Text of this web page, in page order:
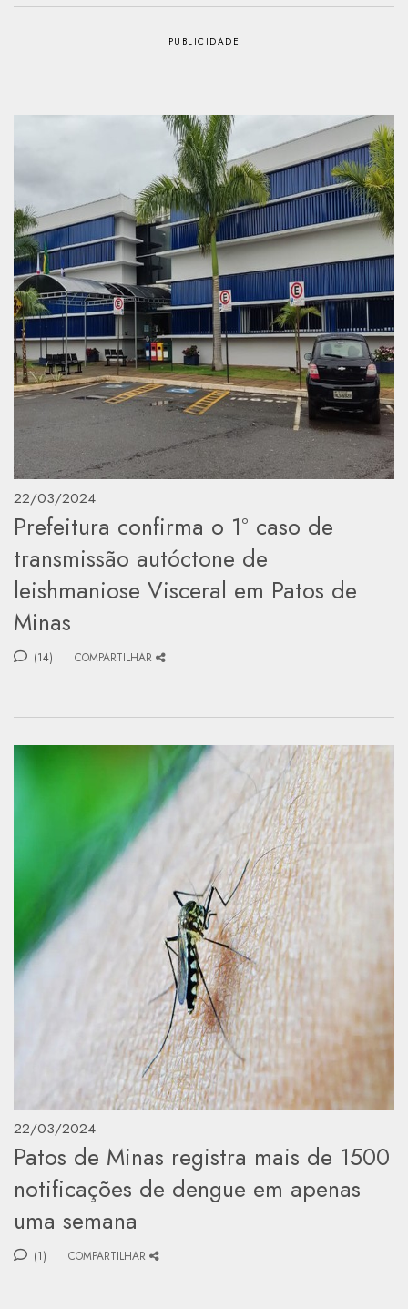
22/03/2024
Prefeitura confirma o 1º caso de
transmissão autóctone de
leishmaniose Visceral em Patos de
Minas
(14) COMPARTILHAR
22/03/2024
Patos de Minas registra mais de 1500
notificações de dengue em apenas
uma semana
(1) COMPARTILHAR